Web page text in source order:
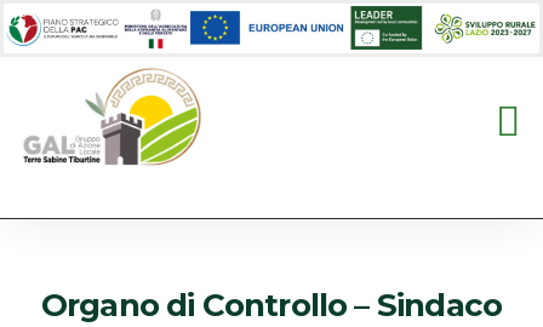
Organo di Controllo – Sindaco